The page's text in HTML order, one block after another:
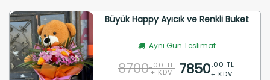
Büyük Happy Ayıcık ve Renkli Buket
Aynı Gün Teslimat
8700 ,00 TL
+ KDV 7850,00 TL
+ KDV